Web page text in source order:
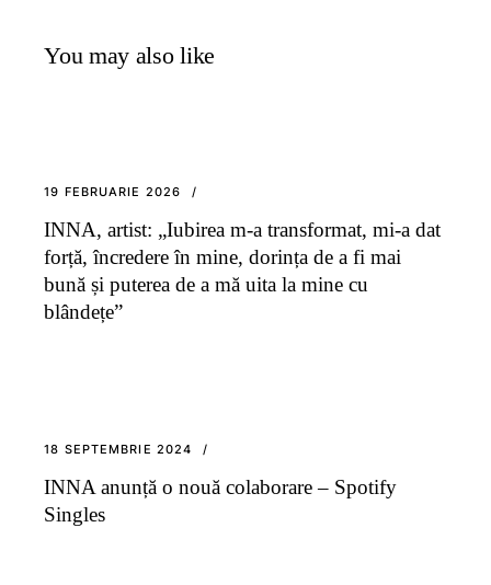
You may also like
19 FEBRUARIE 2026
INNA, artist: „Iubirea m-a transformat, mi-a dat
forță, încredere în mine, dorința de a fi mai
bună și puterea de a mă uita la mine cu
blândețe”
18 SEPTEMBRIE 2024
INNA anunță o nouă colaborare – Spotify
Singles